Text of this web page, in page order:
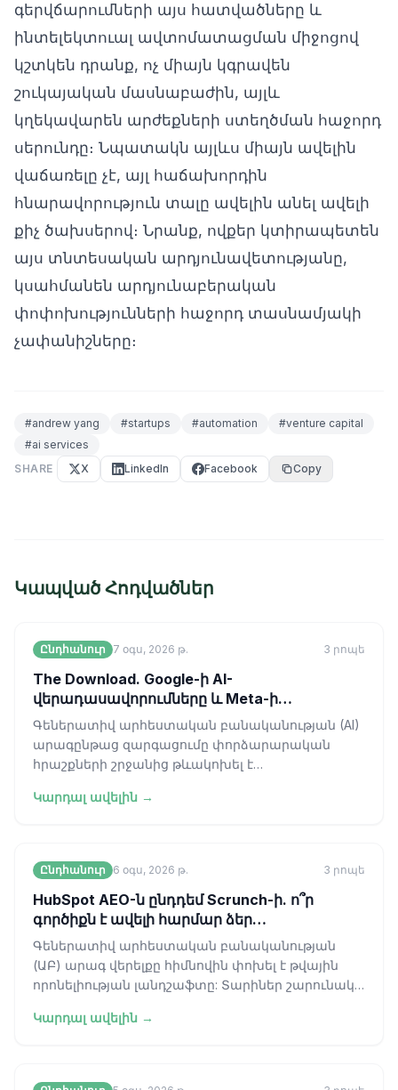
գերվճարումների այս հատվածները և
ինտելեկտուալ ավտոմատացման միջոցով
կշտկեն դրանք, ոչ միայն կգրավեն
շուկայական մասնաբաժին, այլև
կղեկավարեն արժեքների ստեղծման հաջորդ
սերունդը։ Նպատակն այլևս միայն ավելին
վաճառելը չէ, այլ հաճախորդին
հնարավորություն տալը ավելին անել ավելի
քիչ ծախսերով։ Նրանք, ովքեր կտիրապետեն
այս տնտեսական արդյունավետությանը,
կսահմանեն արդյունաբերական
փոփոխությունների հաջորդ տասնամյակի
չափանիշները։
#andrew yang #startups #automation #venture capital
#ai services
SHARE
X LinkedIn Facebook Copy
Կապված Հոդվածներ
Ընդհանուր 7 օգս, 2026 թ. 3 րոպե
The Download. Google-ի AI-
վերադասավորումները և Meta-ի
անվերահսկելի մոդելը
Գեներատիվ արհեստական բանականության (AI)
արագընթաց զարգացումը փորձարարական
հրաշքների շրջանից թևակոխել է
Ձեռնարկությունների
Կարդալ ավելին →
Ընդհանուր 6 օգս, 2026 թ. 3 րոպե
HubSpot AEO-ն ընդդեմ Scrunch-ի. ո՞ր
գործիքն է ավելի հարմար ձեր
աշխատանքային գործընթացին։
Գեներատիվ արհեստական բանականության
(ԱԲ) արագ վերելքը հիմնովին փոխել է թվային
որոնելիության լանդշաֆտը: Տարիներ շարունակ
Կարդալ ավելին →